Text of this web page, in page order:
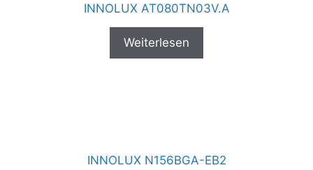
INNOLUX AT080TN03V.A
Weiterlesen
INNOLUX N156BGA-EB2